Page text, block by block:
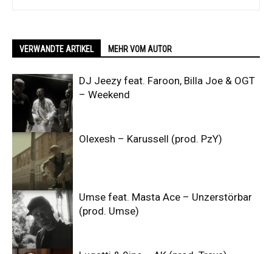
VERWANDTE ARTIKEL MEHR VOM AUTOR
DJ Jeezy feat. Faroon, Billa Joe & OGT
– Weekend
Olexesh – Karussell (prod. PzY)
Umse feat. Masta Ace – Unzerstörbar
(prod. Umse)